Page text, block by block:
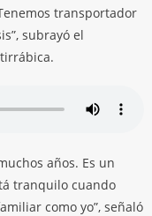
transportador
subrayó el
años. Es un
tranquilo cuando
como yo”, señaló